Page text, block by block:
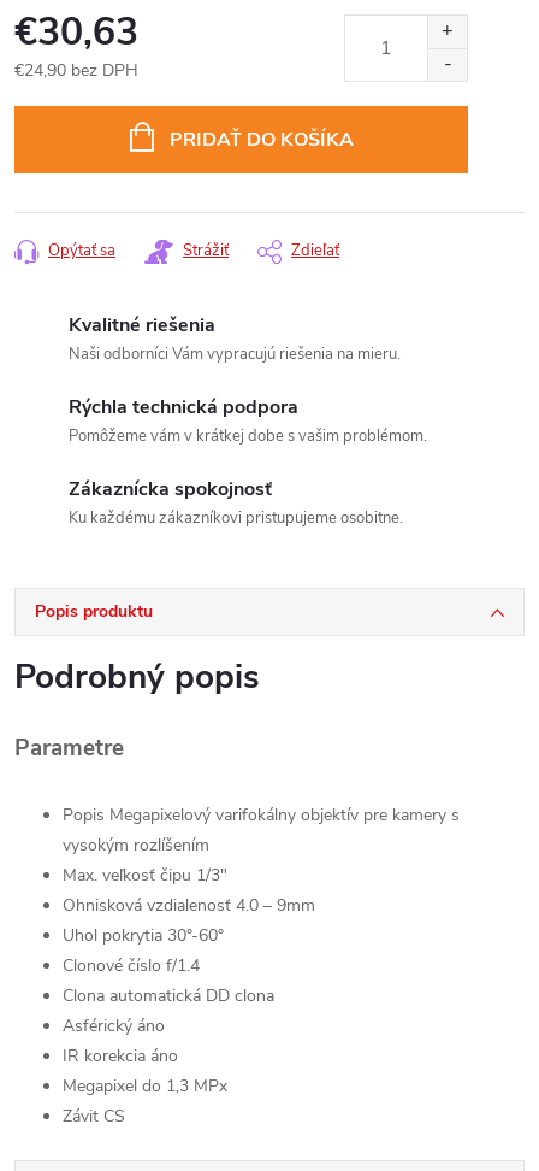
€30,63
€24,90 bez DPH
PRIDAŤ DO KOŠÍKA
Opýtať sa Strážiť Zdieľať
Kvalitné riešenia
Naši odborníci Vám vypracujú riešenia na mieru.
Rýchla technická podpora
Pomôžeme vám v krátkej dobe s vašim problémom.
Zákaznícka spokojnosť
Ku každému zákazníkovi pristupujeme osobitne.
Popis produktu
Podrobný popis
Parametre
Popis Megapixelový varifokálny objektív pre kamery s
vysokým rozlíšením
Max. veľkosť čipu 1/3"
Ohnisková vzdialenosť 4.0 – 9mm
Uhol pokrytia 30°-60°
Clonové číslo f/1.4
Clona automatická DD clona
Asférický áno
IR korekcia áno
Megapixel do 1,3 MPx
Závit CS